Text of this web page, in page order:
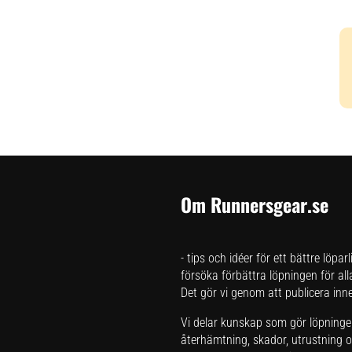
Om Runnersgear.se
- tips och idéer för ett bättre
försöka förbättra löpningen för
Det gör vi genom att publicera
Vi delar kunskap som gör
återhämtning, skador, utrustning